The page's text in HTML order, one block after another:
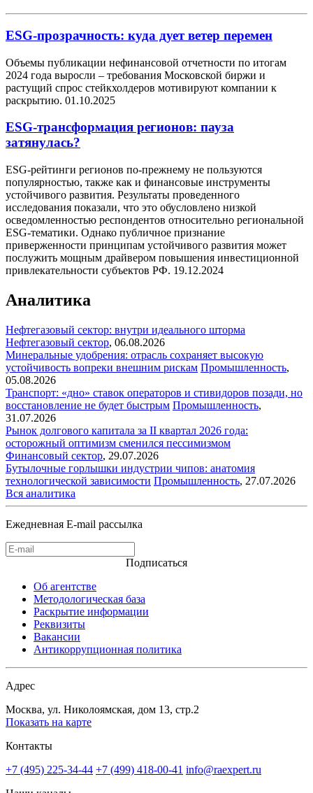
ESG-прозрачность: куда дует ветер перемен
Объемы публикации нефинансовой отчетности по итогам
2024 года выросли – требования Московской биржи и
растущий спрос стейкхолдеров мотивируют компании к
раскрытию. 01.10.2025
ESG-трансформация регионов: пауза
затянулась?
ESG-рейтинги регионов по-прежнему не пользуются
популярностью, также как и финансовые инструменты
устойчивого развития. Результаты проведенного
исследования показали, что это обусловлено низкой
осведомленностью респондентов относительно региональной
ESG-тематики. Однако публичное признание
приверженности принципам устойчивого развития может
послужить мощным драйвером повышения инвестиционной
привлекательности субъектов РФ. 19.12.2024
Аналитика
Нефтегазовый сектор: внутри идеального шторма
Нефтегазовый сектор, 06.08.2026
Минеральные удобрения: отрасль сохраняет высокую
устойчивость вопреки внешним рискам Промышленность,
05.08.2026
Транспорт: «дно» ставок операторов и стивидоров позади, но
восстановление не будет быстрым Промышленность,
31.07.2026
Рынок долгового капитала за II квартал 2026 года:
осторожный оптимизм сменился пессимизмом
Финансовый сектор, 29.07.2026
Бутылочные горлышки индустрии чипов: анатомия
технологической зависимости Промышленность, 27.07.2026
Вся аналитика
Ежедневная E-mail рассылка
Подписаться
Об агентстве
Методологическая база
Раскрытие информации
Реквизиты
Вакансии
Антикоррупционная политика
Адрес
Москва, ул. Николоямская, дом 13, стр.2
Показать на карте
Контакты
+7 (495) 225-34-44 +7 (499) 418-00-41 info@raexpert.ru